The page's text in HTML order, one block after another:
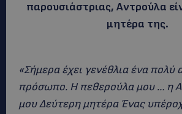
παρουσιάστριας, Αντρούλα
μητέρα της.
«Σήμερα έχει γενέθλια ένα
πρόσωπο. Η πεθερούλα μου … η
μου Δεύτερη μητέρα Ένας